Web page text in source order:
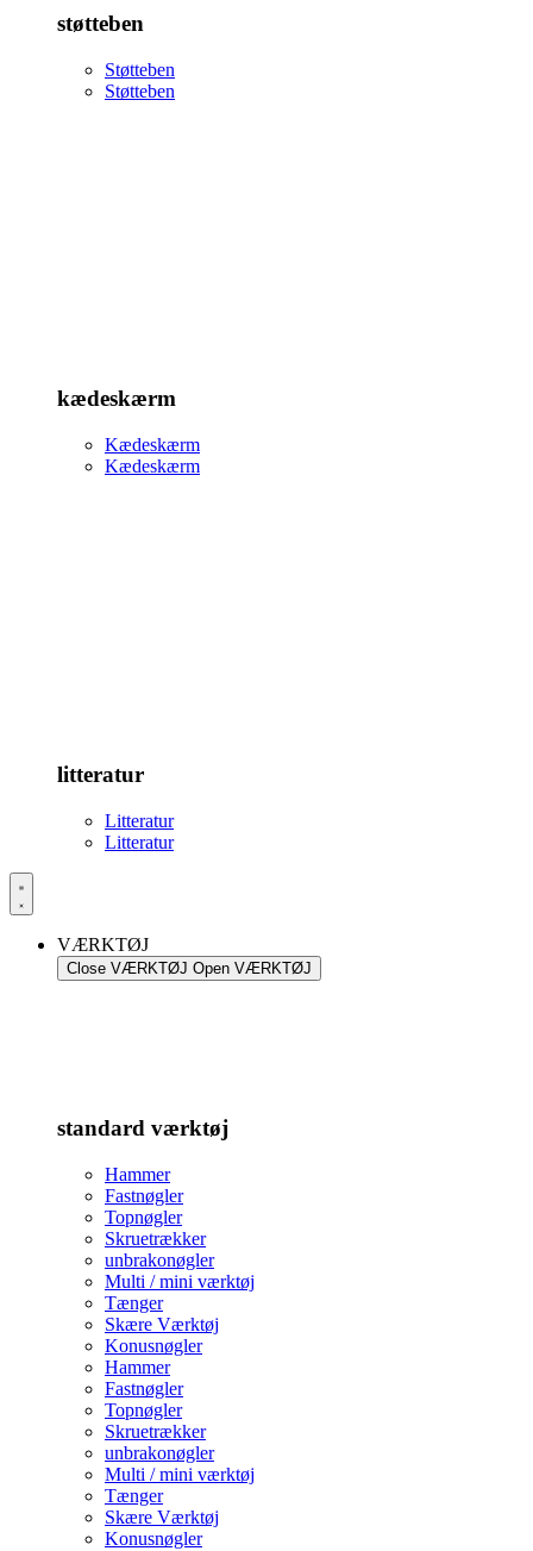
støtteben
Støtteben
Støtteben
kædeskærm
Kædeskærm
Kædeskærm
litteratur
Litteratur
Litteratur
VÆRKTØJ
Close VÆRKTØJ Open VÆRKTØJ
standard værktøj
Hammer
Fastnøgler
Topnøgler
Skruetrækker
unbrakonøgler
Multi / mini værktøj
Tænger
Skære Værktøj
Konusnøgler
Hammer
Fastnøgler
Topnøgler
Skruetrækker
unbrakonøgler
Multi / mini værktøj
Tænger
Skære Værktøj
Konusnøgler